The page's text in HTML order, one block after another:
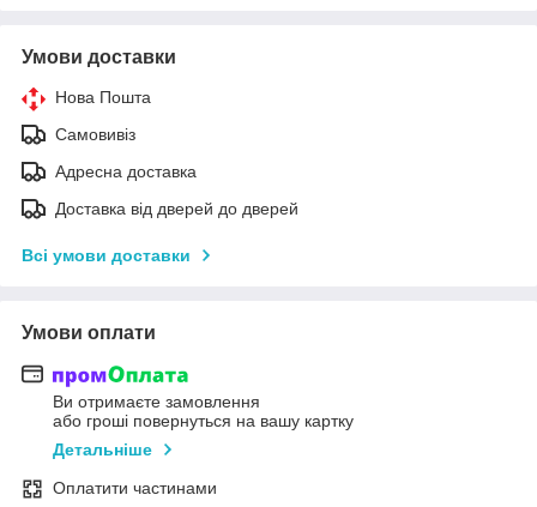
Умови доставки
Нова Пошта
Самовивіз
Адресна доставка
Доставка від дверей до дверей
Всі умови доставки
Умови оплати
Ви отримаєте замовлення
або гроші повернуться на вашу картку
Детальніше
Оплатити частинами